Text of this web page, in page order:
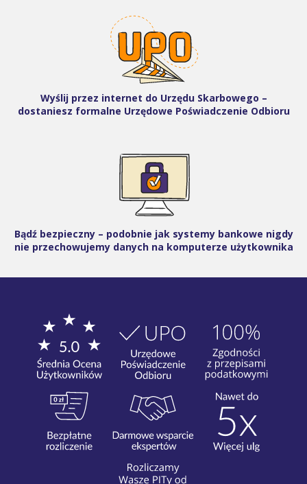
Wyślij przez internet do Urzędu Skarbowego –
dostaniesz formalne Urzędowe Poświadczenie Odbioru
Bądź bezpieczny – podobnie jak systemy bankowe nigdy
nie przechowujemy danych na komputerze użytkownika